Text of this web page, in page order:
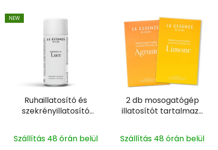
e
T
e
NEW
Ruhaillatosító és
szekrényillatosító
Szállítás 48 órán belül
2 db mosogatógép
illatosítót tartalmazó
Szállítás 48 órán belül